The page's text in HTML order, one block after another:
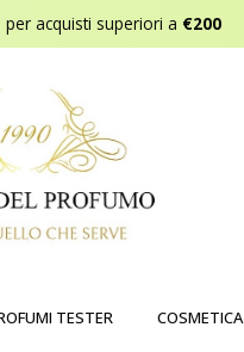
acquisti superiori a €200
TESTER COSMETICA